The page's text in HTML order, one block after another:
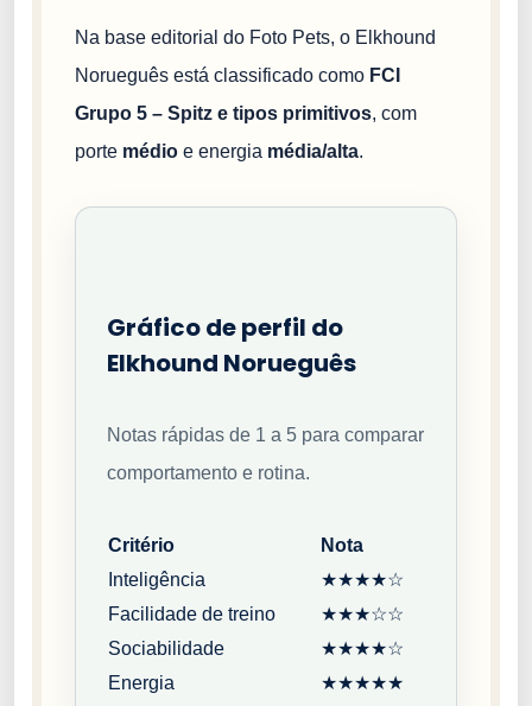
Na base editorial do Foto Pets, o Elkhound
Norueguês está classificado como FCI
Grupo 5 – Spitz e tipos primitivos, com
porte médio e energia média/alta.
Gráfico de perfil do
Elkhound Norueguês
Notas rápidas de 1 a 5 para comparar
comportamento e rotina.
Critério
Nota
Inteligência
★★★★☆
Facilidade de treino
★★★☆☆
Sociabilidade
★★★★☆
Energia
★★★★★